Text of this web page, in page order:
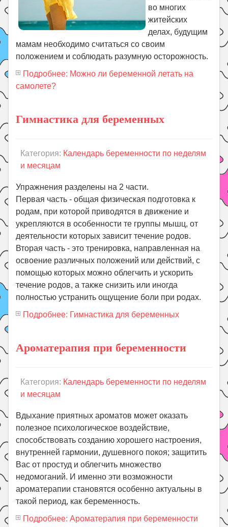
во многих
житейских
делах, будущим
мамам необходимо считаться со своим
положением и соблюдать разумную осторожность.
Подробнее: Можно ли беременной летать на
самолете?
Гимнастика для беременных
Категория: Календарь беременности по неделям
и месяцам
Упражнения разделены на 2 части.
Первая часть - общая физическая подготовка к
родам, при которой приводятся в движение и
укрепляются в особенности те группы мышц, от
деятельности которых зависит течение родов.
Вторая часть - это тренировка, направленная на
освоение различных положений или действий, с
помощью которых можно облегчить и ускорить
течение родов, а также снизить или иногда
полностью устранить ощущение боли при родах.
Подробнее: Гимнастика для беременных
Ароматерапия при беременности
Категория: Календарь беременности по неделям
и месяцам
Вдыхание приятных ароматов может оказать
полезное психологическое воздействие,
способствовать созданию хорошего настроения,
внутренней гармонии, душевного покоя; защитить
Вас от простуд и облегчить множество
недомоганий. И именно эти возможности
ароматерапии становятся особенно актуальны в
такой период, как беременность.
Подробнее: Ароматерапия при беременности